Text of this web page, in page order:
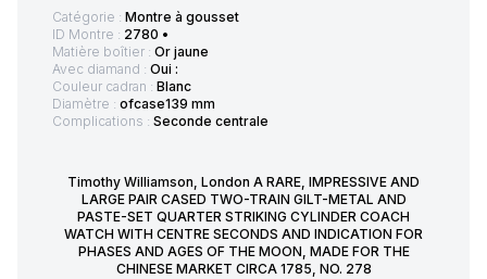
Catégorie : Montre à gousset
ID Montre : 2780 •
Matière boîtier : Or jaune
Avec diamand : Oui :
Couleur cadran : Blanc
Diamètre : ofcase139 mm
Complications : Seconde centrale
Timothy Williamson, London A RARE, IMPRESSIVE AND
LARGE PAIR CASED TWO-TRAIN GILT-METAL AND
PASTE-SET QUARTER STRIKING CYLINDER COACH
WATCH WITH CENTRE SECONDS AND INDICATION FOR
PHASES AND AGES OF THE MOON, MADE FOR THE
CHINESE MARKET CIRCA 1785, NO. 278